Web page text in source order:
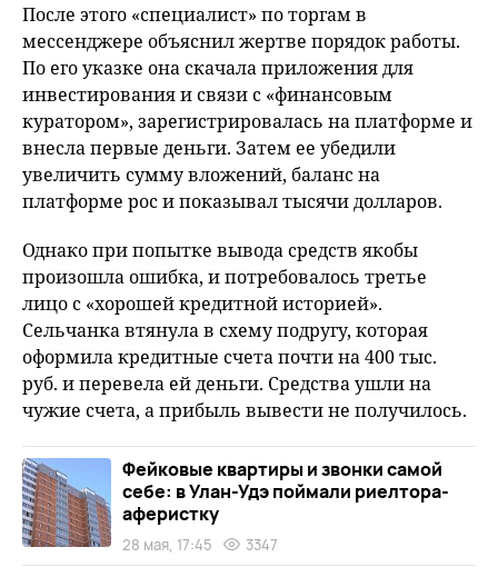
После этого «специалист» по торгам в
мессенджере объяснил жертве порядок работы.
По его указке она скачала приложения для
инвестирования и связи с «финансовым
куратором», зарегистрировалась на платформе и
внесла первые деньги. Затем ее убедили
увеличить сумму вложений, баланс на
платформе рос и показывал тысячи долларов.
Однако при попытке вывода средств якобы
произошла ошибка, и потребовалось третье
лицо с «хорошей кредитной историей».
Сельчанка втянула в схему подругу, которая
оформила кредитные счета почти на 400 тыс.
руб. и перевела ей деньги. Средства ушли на
чужие счета, а прибыль вывести не получилось.
Фейковые квартиры и звонки самой
себе: в Улан-Удэ поймали риелтора-
аферистку
28 мая, 17:45 3347